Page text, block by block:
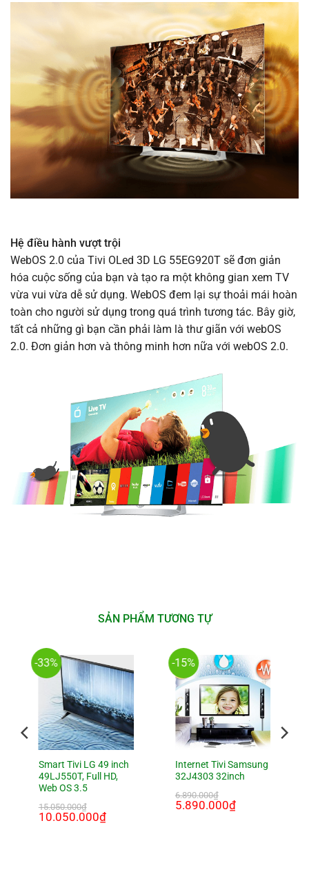
Hệ điều hành vượt trội
WebOS 2.0 của Tivi OLed 3D LG 55EG920T sẽ đơn giản
hóa cuộc sống của bạn và tạo ra một không gian xem TV
vừa vui vừa dễ sử dụng. WebOS đem lại sự thoải mái hoàn
toàn cho người sử dụng trong quá trình tương tác. Bây giờ,
tất cả những gì bạn cần phải làm là thư giãn với webOS
2.0. Đơn giản hơn và thông minh hơn nữa với webOS 2.0.
SẢN PHẨM TƯƠNG TỰ
-33%
Smart Tivi LG 49 inch
49LJ550T, Full HD,
Web OS 3.5
15.050.000₫
Giá
gốc
10.050.000₫Giá
hiện
-15%
Internet Tivi Samsung
32J4303 32inch
6.890.000₫
Giá
gốc
5.890.000₫Giá
hiện